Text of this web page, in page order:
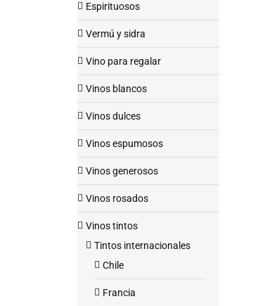
Espirituosos
Vermú y sidra
Vino para regalar
Vinos blancos
Vinos dulces
Vinos espumosos
Vinos generosos
Vinos rosados
Vinos tintos
Tintos internacionales
Chile
Francia